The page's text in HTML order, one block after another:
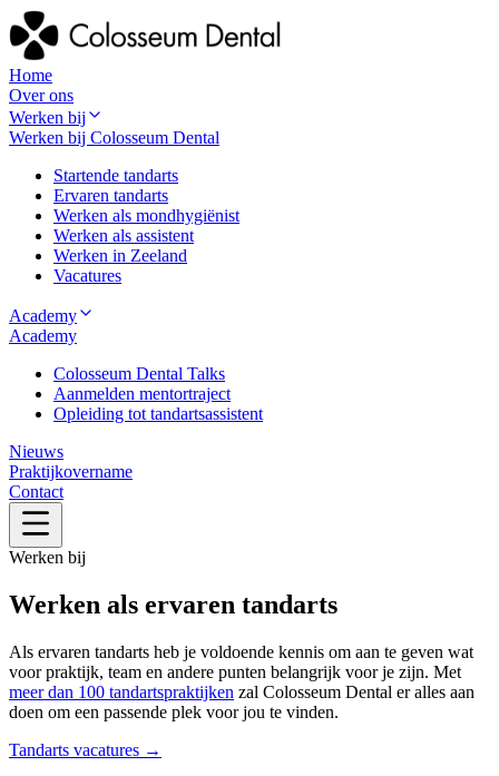
Home
Over ons
Werken bij
Werken bij Colosseum Dental
Startende tandarts
Ervaren tandarts
Werken als mondhygiënist
Werken als assistent
Werken in Zeeland
Vacatures
Academy
Academy
Colosseum Dental Talks
Aanmelden mentortraject
Opleiding tot tandartsassistent
Nieuws
Praktijkovername
Contact
Werken bij
Werken als ervaren tandarts
Als ervaren tandarts heb je voldoende kennis om aan te geven wat
voor praktijk, team en andere punten belangrijk voor je zijn. Met
meer dan 100 tandartspraktijken zal Colosseum Dental er alles aan
doen om een passende plek voor jou te vinden.
Tandarts vacatures →